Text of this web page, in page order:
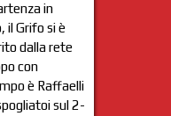
in
il Grifo si è
dalla rete
con
è Raffaelli
sul 2-